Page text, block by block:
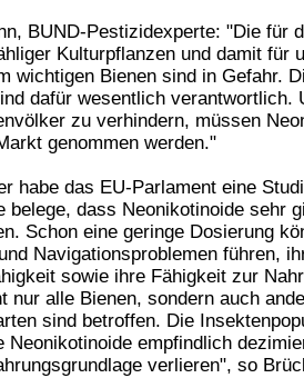
BUND-Pestizidexperte: "Die für
Kulturpflanzen und damit für
wichtigen Bienen sind in Gefahr.
dafür wesentlich verantwortlich.
zu verhindern, müssen
genommen werden."
habe das EU-Parlament eine
belege, dass Neonikotinoide sehr
Schon eine geringe Dosierung
Navigationsproblemen führen,
sowie ihre Fähigkeit zur
nur alle Bienen, sondern auch
sind betroffen. Die
Neonikotinoide empfindlich
verlieren", so